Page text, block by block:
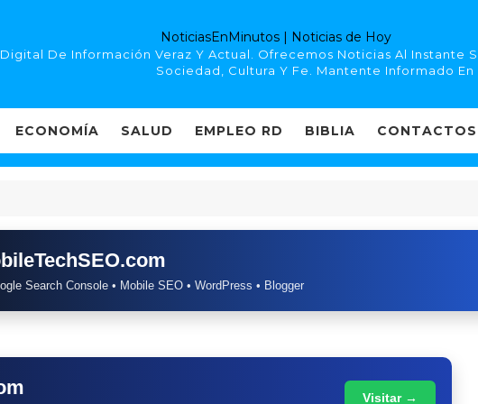
NoticiasEnMinutos | Noticias de Hoy
De Información Veraz Y Actual. Ofrecemos Noticias Al Instante
Sociedad, Cultura Y Fe. Mantente Informado
ECONOMÍA SALUD EMPLEO RD BIBLIA CONTACTOS
Search Console • Mobile SEO • WordPress • Blogger
Visitar →